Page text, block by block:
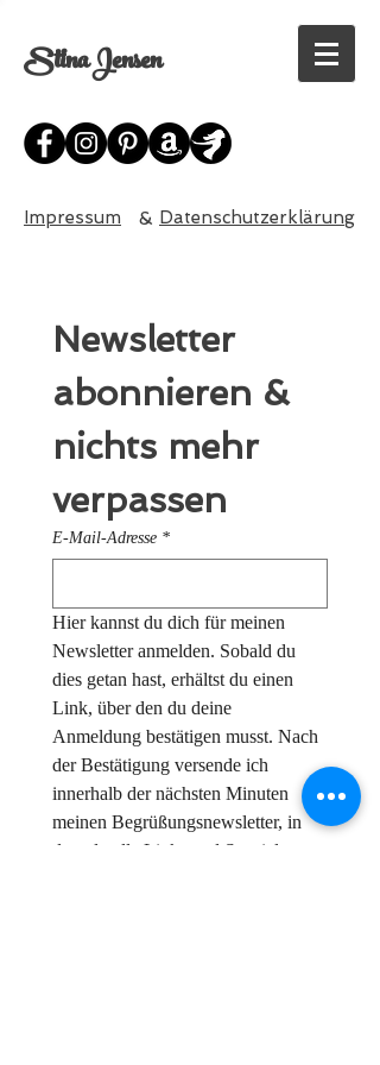
Stina Jensen
Impressum & Datenschutzerklärung
Newsletter
abonnieren &
nichts mehr
verpassen
E-Mail-Adresse *
Hier kannst du dich für meinen
Newsletter anmelden. Sobald du
dies getan hast, erhältst du einen
Link, über den du deine
Anmeldung bestätigen musst. Nach
der Bestätigung versende ich
innerhalb der nächsten Minuten
meinen Begrüßungsnewsletter, in
dem du alle Links und Specials